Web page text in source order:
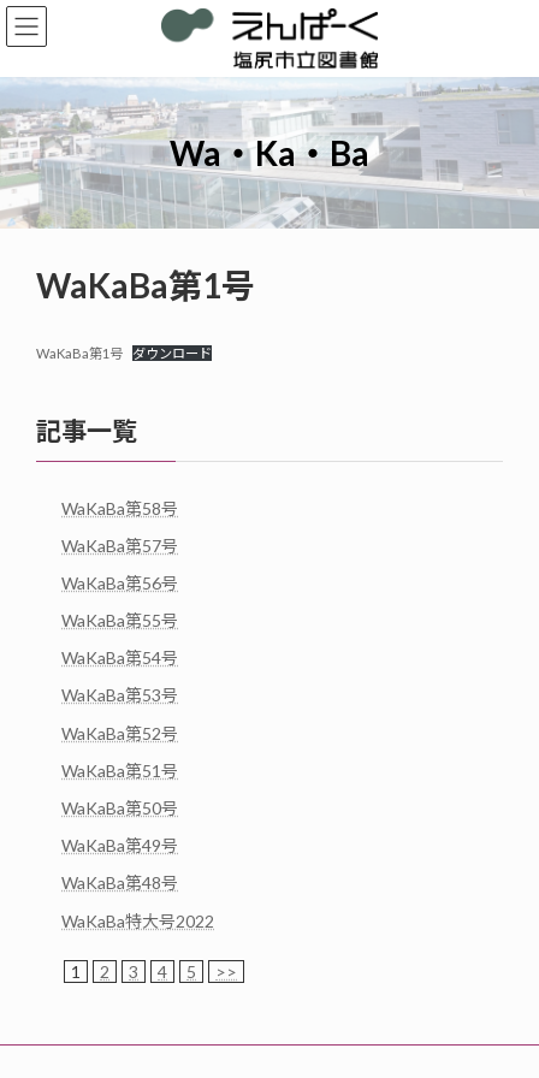
コ
ン
ン
ツ
へ
ス
キ
ッ
プ
ナ
ビ
ー
シ
ョ
ン
に
移
動
Wa・Ka・Ba
WaKaBa第1号
WaKaBa第1号 ダウンロード
記事一覧
WaKaBa第58号
WaKaBa第57号
WaKaBa第56号
WaKaBa第55号
WaKaBa第54号
WaKaBa第53号
WaKaBa第52号
WaKaBa第51号
WaKaBa第50号
WaKaBa第49号
WaKaBa第48号
WaKaBa特大号2022
1 2 3 4 5 >>